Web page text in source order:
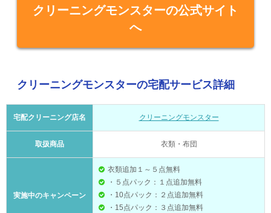
クリーニングモンスターの公式サイト
へ
クリーニングモンスターの宅配サービス詳細
宅配クリーニング店名 クリーニングモンスター
取扱商品 衣類・布団
実施中のキャンペーン
衣類追加１～５点無料
・５点パック：１点追加無料
・10点パック：２点追加無料
・15点パック：３点追加無料